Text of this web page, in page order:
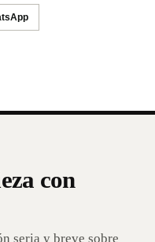
con
seria y breve sobre